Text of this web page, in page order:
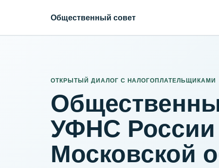
Общественный совет
ОТКРЫТЫЙ ДИАЛОГ С НАЛОГОПЛАТЕЛЬЩИКАМИ
УФНС России
Московской